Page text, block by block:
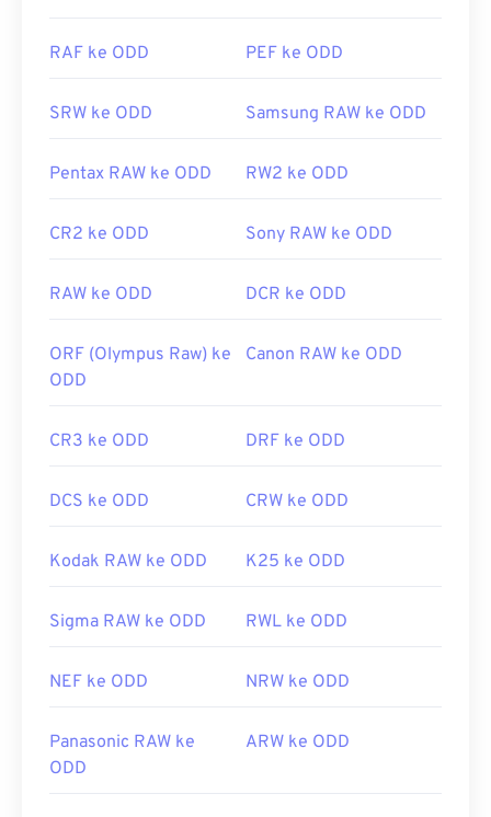
RAF ke ODD PEF ke ODD
SRW ke ODD Samsung RAW ke ODD
Pentax RAW ke ODD RW2 ke ODD
CR2 ke ODD Sony RAW ke ODD
RAW ke ODD DCR ke ODD
ORF (Olympus Raw) ke
ODD
Canon RAW ke ODD
CR3 ke ODD DRF ke ODD
DCS ke ODD CRW ke ODD
Kodak RAW ke ODD K25 ke ODD
Sigma RAW ke ODD RWL ke ODD
NEF ke ODD NRW ke ODD
Panasonic RAW ke
ODD
ARW ke ODD